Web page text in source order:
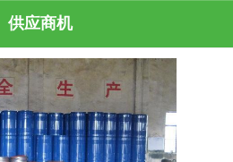
供应商机